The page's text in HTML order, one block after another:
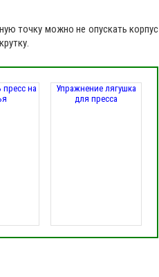
точку можно не опускать корпус
пресс на
Упражнение лягушка
для пресса